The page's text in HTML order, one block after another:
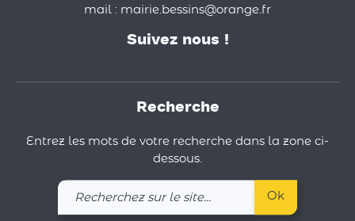
mail : mairie.bessins@orange.fr
Suivez nous !
Recherche
Entrez les mots de votre recherche dans la zone ci-
dessous.
Recherchez
sur
Ok